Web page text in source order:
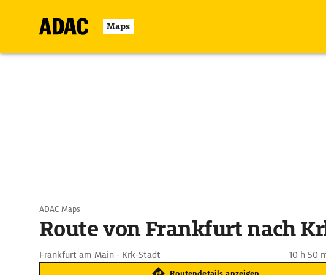
Maps
ADAC Maps
Route von Frankfurt nach
Frankfurt am Main - Krk-Stadt 10 h 50